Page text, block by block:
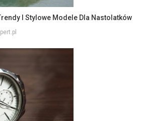
I Stylowe Modele Dla Nastolatków